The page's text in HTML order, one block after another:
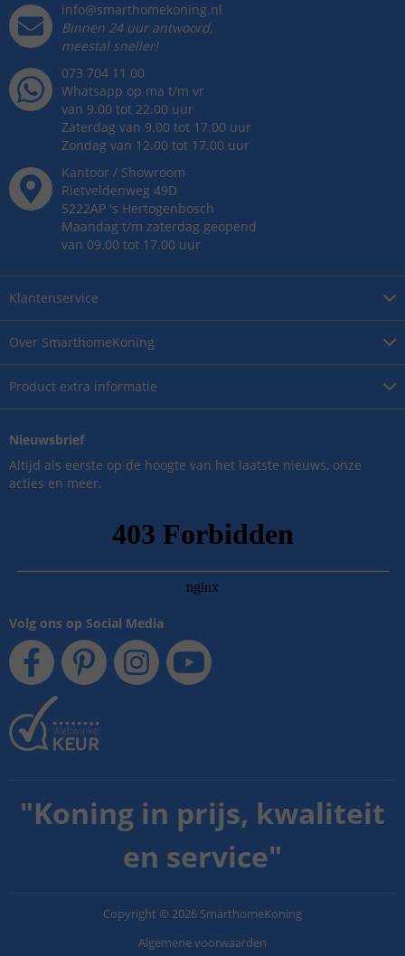
Over SmarthomeKoning
Product extra informatie
Klantenservice
info@smarthomekoning.nl
Binnen 24 uur antwoord,
meestal sneller!
073 704 11 00
Whatsapp op ma t/m vr
van 9.00 tot 22.00 uur
Zaterdag van 9.00 tot 17.00 uur
Zondag van 12.00 tot 17.00 uur
Kantoor / Showroom
Rietveldenweg 49D
5222AP 's Hertogenbosch
Maandag t/m zaterdag geopend
van 09.00 tot 17.00 uur
Nieuwsbrief
Altijd als eerste op de hoogte van het laatste nieuws, onze
acties en meer.
Volg ons op Social Media
"Koning in prijs, kwaliteit
en service"
Copyright © 2026 SmarthomeKoning
Algemene voorwaarden